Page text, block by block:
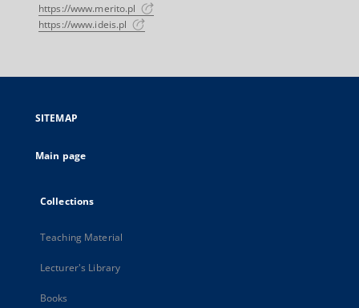
https://www.merito.pl
https://www.ideis.pl
SITEMAP
Main page
Collections
Teaching Material
Lecturer's Library
Books